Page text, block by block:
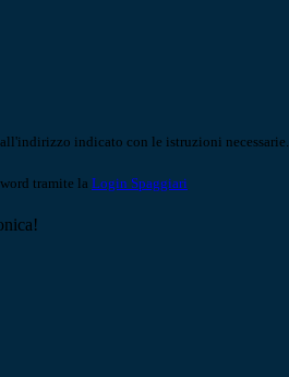
indicato con le istruzioni necessarie.
tramite la Login Spaggiari